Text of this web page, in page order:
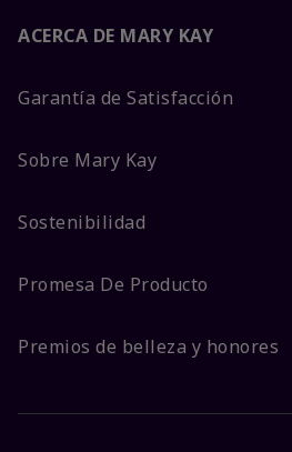
ACERCA DE MARY KAY
Garantía de Satisfacción
Sobre Mary Kay
Sostenibilidad
Promesa De Producto
Premios de belleza y honores